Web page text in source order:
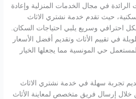
في مجال الخدمات المنزلية وإعادة
حيث تقدم خدمة نشتري الاثاث
احترافي وسريع يلبي احتياجات السكان.
في تقييم الأثاث وتقديم أفضل الأسعار
حي المونسية مما يجعلها الخيار
تجربة سهلة في خدمة نشتري الاثاث
إرسال فريق متخصص لمعاينة الأثاث